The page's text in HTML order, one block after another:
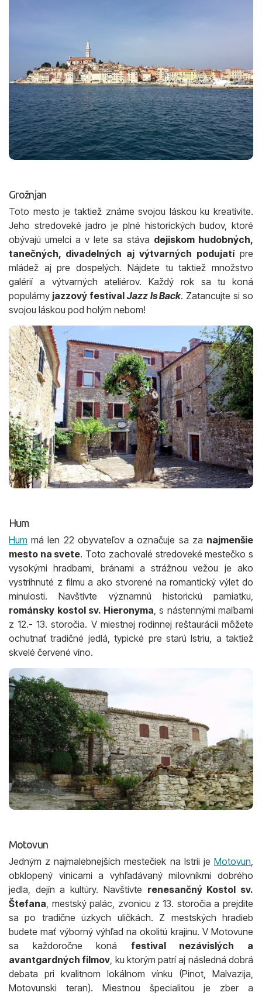
Grožnjan
Toto mesto je taktiež známe svojou láskou ku kreativite.
Jeho stredoveké jadro je plné historických budov, ktoré
obývajú umelci a v lete sa stáva dejiskom hudobných,
tanečných, divadelných aj výtvarných podujatípre
mládež aj pre dospelých. Nájdete tu taktiež množstvo
galérií a výtvarných ateliérov. Každý rok sa tu koná
populárny jazzový festival Jazz Is Back. Zatancujte si so
svojou láskou pod holým nebom!
Hum
Hum má len 22 obyvateľov a označuje sa za najmenšie
mesto na svete. Toto zachovalé stredoveké mestečko s
vysokými hradbami, bránami a strážnou vežou je ako
vystrihnuté z filmu a ako stvorené na romantický výlet do
minulosti. Navštívte významnú historickú pamiatku,
románsky kostol sv. Hieronyma, s nástennými maľbami
z 12.- 13. storočia. V miestnej rodinnej reštaurácii môžete
ochutnať tradičné jedlá, typické pre starú Istriu, a taktiež
skvelé červené víno.
Motovun
Jedným z najmalebnejších mestečiek na Istrii je Motovun,
obklopený vinicami a vyhľadávaný milovníkmi dobrého
jedla, dejín a kultúry. Navštívte renesančný Kostol sv.
Štefana, mestský palác, zvonicu z 13. storočia a prejdite
sa po tradične úzkych uličkách. Z mestských hradieb
budete mať výborný výhľad na okolitú krajinu. V Motovune
sa každoročne koná festival nezávislých a
avantgardných filmov, ku ktorým patrí aj následná dobrá
debata pri kvalitnom lokálnom vínku (Pinot, Malvazija,
Motovunski teran). Miestnou špecialitou je zber a